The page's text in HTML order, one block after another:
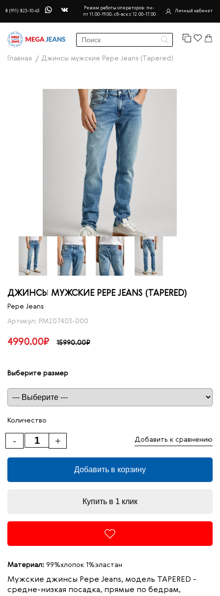
8 (911) 823-10-63
Режим работы операторов: пн-
пт 11.00-19.00, сб-вск с 12.00-17.00
Личный кабинет
Главная Джинсы мужские Pepe Jeans (Tapered)
ДЖИНСЫ МУЖСКИЕ PEPE JEANS (TAPERED)
Pepe Jeans
Артикул: PM207403-000
4990.00₽ 15990.00₽
Выберите размер
Таблица размеров
Количество
+
- Добавить к сравнению
Добавить в корзину
Купить в 1 клик
Материал: 99%хлопок 1%эластан
Мужские джинсы Pepe Jeans, модель TAPERED -
средне-низкая посадка, прямые по бедрам,